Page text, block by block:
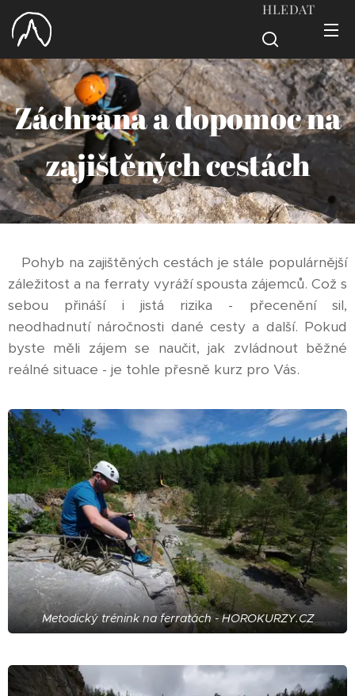
HLEDAT
Záchrana a dopomoc na
zajištěných cestách
Pohyb na zajištěných cestách je stále populárnější
záležitost a na ferraty vyráží spousta zájemců. Což s
sebou přináší i jistá rizika - přecenění sil,
neodhadnutí náročnosti dané cesty a další. Pokud
byste měli zájem se naučit, jak zvládnout běžné
reálné situace - je tohle přesně kurz pro Vás.
Metodický trénink na ferratách - HOROKURZY.CZ